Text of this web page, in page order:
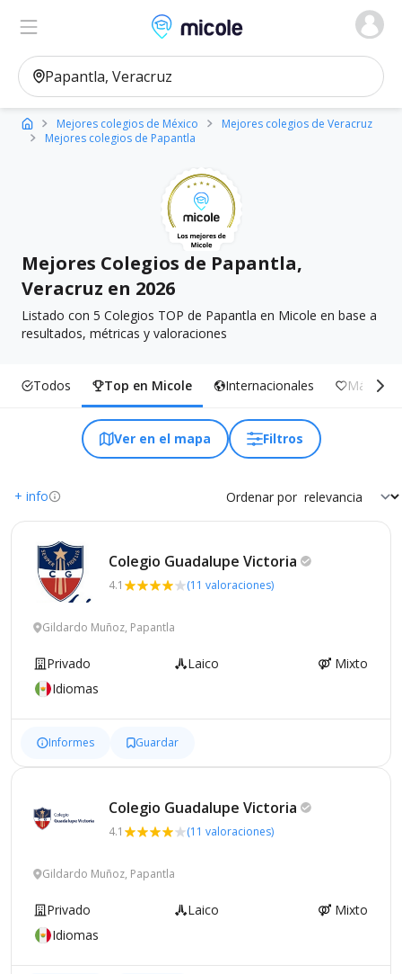
Micole, buscador de colegios
Ver en el mapa
Mejores colegios de México
Mejores colegios de Veracruz
Mejores colegios de Papantla
Mejores Colegios de Papantla,
Veracruz en 2026
Listado con 5 Colegios TOP de Papantla en Micole en base a
resultados, métricas y valoraciones
Todos Top en Micole Internacionales Más
Ver en el mapa Filtros
+ info Ordenar por
Colegio Guadalupe Victoria
4.1 (11 valoraciones)
Gildardo Muñoz, Papantla
Privado Laico
Mixto
Idiomas
Informes Guardar
Colegio Guadalupe Victoria
4.1 (11 valoraciones)
Gildardo Muñoz, Papantla
Privado Laico
Mixto
Idiomas